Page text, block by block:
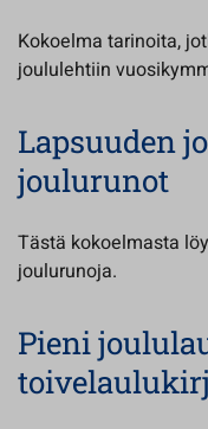
Kokoelma tarinoita,
joululehtiin
Lapsuuden
joulurunot
Tästä kokoelmasta
joulurunoja.
Pieni